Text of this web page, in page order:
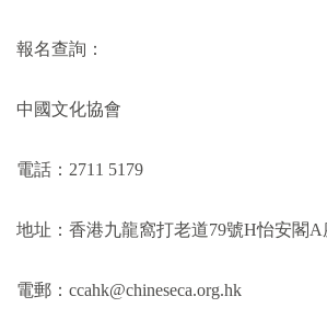
報名查詢：
中國文化協會
電話：2711 5179
地址：香港九龍窩打老道79號H怡安閣A
電郵：ccahk@chineseca.org.hk